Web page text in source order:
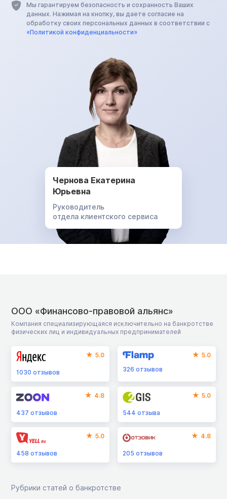
Мы гарантируем безопасность и сохранность Ваших
данных. Нажимая на кнопку, вы даете согласие на
обработку своих персональных данных в соответствии с
«Политикой конфиденциальности»
Чернова Екатерина
Юрьевна
Руководитель
отдела клиентского сервиса
ООО «Финансово-правовой альянс»
Компания специализирующаяся исключительно на банкротстве
физических лиц и индивидуальных предпринимателей
5.0
1030 отзывов
5.0
326отзывов
4.8
437 отзывов
5.0
544отзыва
5.0
458 отзывов
4.8
205отзывов
Рубрики статей о банкротстве